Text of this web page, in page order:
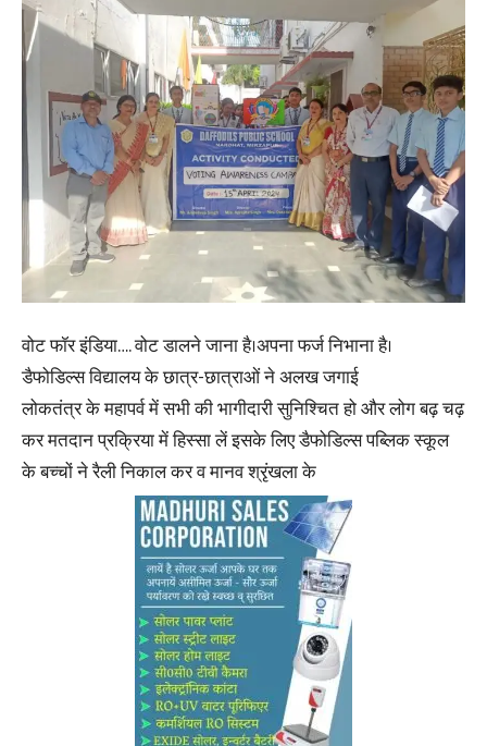
वोट फॉर इंडिया…. वोट डालने जाना है।अपना फर्ज निभाना है।
डैफोडिल्स विद्यालय के छात्र-छात्राओं ने अलख जगाई
लोकतंत्र के महापर्व में सभी की भागीदारी सुनिश्चित हो और लोग बढ़ चढ़
कर मतदान प्रक्रिया में हिस्सा लें इसके लिए डैफोडिल्स पब्लिक स्कूल
के बच्चों ने रैली निकाल कर व मानव श्रृंखला के